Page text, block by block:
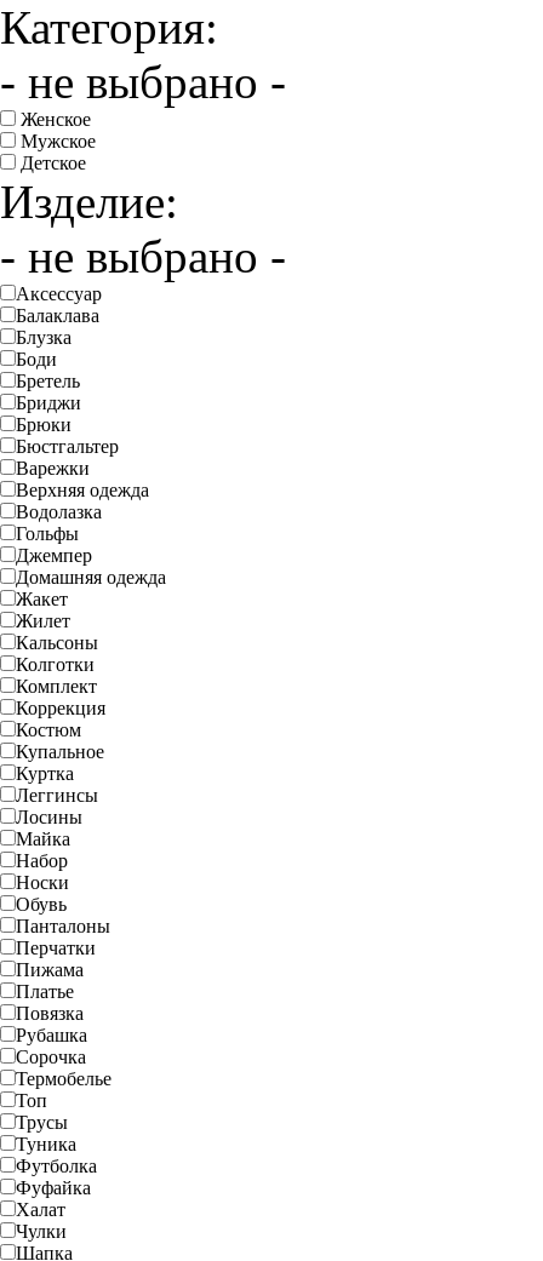
Категория:
- не выбрано -
Женское
Мужское
Детское
Изделие:
- не выбрано -
Аксессуар
Балаклава
Блузка
Боди
Бретель
Бриджи
Брюки
Бюстгальтер
Варежки
Верхняя одежда
Водолазка
Гольфы
Джемпер
Домашняя одежда
Жакет
Жилет
Кальсоны
Колготки
Комплект
Коррекция
Костюм
Купальное
Куртка
Леггинсы
Лосины
Майка
Набор
Носки
Обувь
Панталоны
Перчатки
Пижама
Платье
Повязка
Рубашка
Сорочка
Термобелье
Топ
Трусы
Туника
Футболка
Фуфайка
Халат
Чулки
Шапка